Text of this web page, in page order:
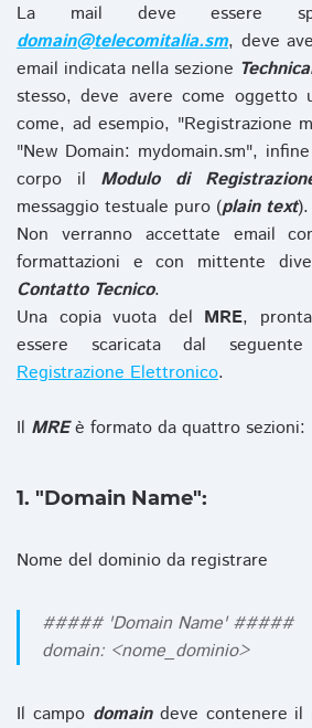
La mail deve essere
domain@telecomitalia.sm, deve
email indicata nella sezione
stesso, deve avere come oggetto
come, ad esempio, "Registrazione
"New Domain: mydomain.sm",
corpo il Modulo di
messaggio testuale puro (plain text).
Non verranno accettate email
formattazioni e con mittente
Contatto Tecnico.
Una copia vuota del MRE,
essere scaricata dal
Registrazione Elettronico.
Il MREè formato da quattro sezioni:
1. "Domain Name":
Nome del dominio da registrare
##### 'Domain Name' #####
domain: <nome_dominio>
Il campo domaindeve contenere il